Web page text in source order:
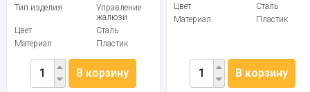
Тип изделия
Управление
жалюзи
Цвет
Сталь
Материал
Пластик
В корзину
Цвет
Сталь
Материал
Пластик
В корзину